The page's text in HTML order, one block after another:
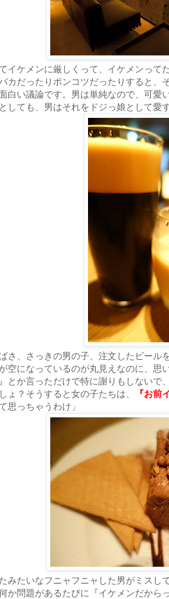
てイケメンに厳しくって、イケメンっ
カだったりポンコツだったりすると、
白い議論です。男は単純なので、可愛
しても、男はそれをドジっ娘として愛
ばさ、さっきの男の子、注文したビー
空になっているのが丸見えなのに、思
』とか言っただけで特に謝りもしない
ょ？そうすると女の子たちは、
『お前
思っちゃうわけ」
たみたいなフニャフニャした男がミス
か問題があるたびに『イケメンだから